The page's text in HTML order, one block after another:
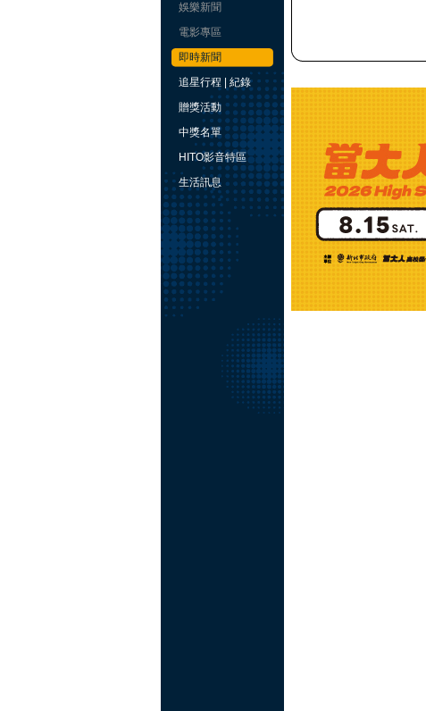
娛樂新聞
電影專區
即時新聞
追星行程 | 紀錄
贈獎活動
中獎名單
HITO影音特區
生活訊息